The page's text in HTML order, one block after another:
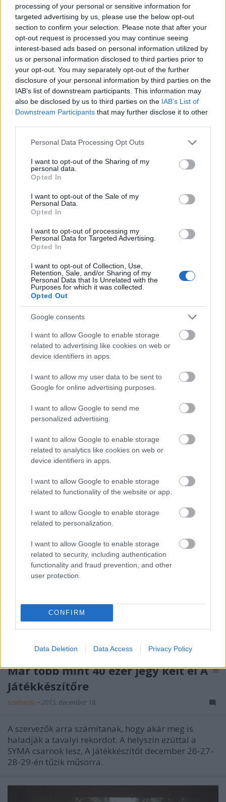
processing of your personal or sensitive information for
targeted advertising by us, please use the below opt-out
section to confirm your selection. Please note that after your
opt-out request is processed you may continue seeing
interest-based ads based on personal information utilized by
us or personal information disclosed to third parties prior to
your opt-out. You may separately opt-out of the further
disclosure of your personal information by third parties on the
IAB’s list of downstream participants. This information may
also be disclosed by us to third parties on the IAB’s List of
Downstream Participants that may further disclose it to other
Please note that this website/app uses one or more Google
not limited to your visit or usage behaviour. You may click to
grant or deny consent to Google and its third-party tags to
use your data for below specified purposes in below Google
consent section.
Personal Data Processing Opt Outs
I want to opt-out of the Sharing of my
personal data.
Opted In
I want to opt-out of the Sale of my
Personal Data.
Opted In
I want to opt-out of processing my
Personal Data for Targeted Advertising.
Opted In
I want to opt-out of Collection, Use,
Retention, Sale, and/or Sharing of my
Personal Data that Is Unrelated with the
Purposes for which it was collected.
Opted Out
Google consents
I want to allow Google to enable storage
related to advertising like cookies on web or
device identifiers in apps.
I want to allow my user data to be sent to
Google for online advertising purposes.
I want to allow Google to send me
personalized advertising.
I want to allow Google to enable storage
related to analytics like cookies on web or
device identifiers in apps.
I want to allow Google to enable storage
related to functionality of the website or app.
I want to allow Google to enable storage
related to personalization.
I want to allow Google to enable storage
related to security, including authentication
functionality and fraud prevention, and other
user protection.
CONFIRM
Data Deletion Data Access Privacy Policy
Rendhagyó Hamlet játék az Ódryn -
Kiss Csaba újvidéki
Az Újvidéki Művészeti Akadémi harmadéves
Sándor és Balázs Áron tanítványai fél évig a Színház-
és Filmművészeti Egyetemen tanulnak Kiss Csaba
Újra műsorra tűzi Andrei Șerban
előadásait a kolozsvári színház
A Kolozsvári Állami Magyar Színház a 2015/2016-os
rendezett Hedda Gabler, valamint Suttogások és
sikolyok című nagysikerű előadásokat.
Már több mint 40 ezer jegy kelt el A
Játékkészítőre
szinhazhu • 2015. december 18.
A szervezők arra számítanak, hogy akár meg is
haladják a tavalyi rekordot. A helyszín ezúttal a
SYMA csarnok lesz, A Játékkészítőt december 26-27-
28-29-én tűzik műsorra.